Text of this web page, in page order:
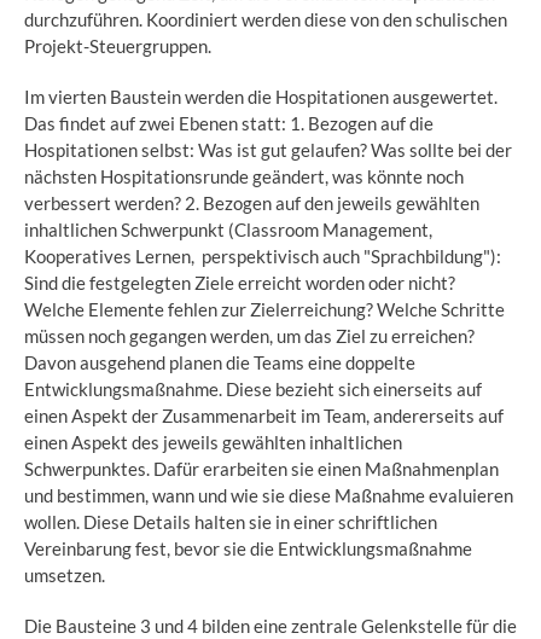
durchzuführen. Koordiniert werden diese von den schulischen
Projekt-Steuergruppen.
Im vierten Baustein werden die Hospitationen ausgewertet.
Das findet auf zwei Ebenen statt: 1. Bezogen auf die
Hospitationen selbst: Was ist gut gelaufen? Was sollte bei der
nächsten Hospitationsrunde geändert, was könnte noch
verbessert werden? 2. Bezogen auf den jeweils gewählten
inhaltlichen Schwerpunkt (Classroom Management,
Kooperatives Lernen, perspektivisch auch "Sprachbildung"):
Sind die festgelegten Ziele erreicht worden oder nicht?
Welche Elemente fehlen zur Zielerreichung? Welche Schritte
müssen noch gegangen werden, um das Ziel zu erreichen?
Davon ausgehend planen die Teams eine doppelte
Entwicklungsmaßnahme. Diese bezieht sich einerseits auf
einen Aspekt der Zusammenarbeit im Team, andererseits auf
einen Aspekt des jeweils gewählten inhaltlichen
Schwerpunktes. Dafür erarbeiten sie einen Maßnahmenplan
und bestimmen, wann und wie sie diese Maßnahme evaluieren
wollen. Diese Details halten sie in einer schriftlichen
Vereinbarung fest, bevor sie die Entwicklungsmaßnahme
umsetzen.
Die Bausteine 3 und 4 bilden eine zentrale Gelenkstelle für die